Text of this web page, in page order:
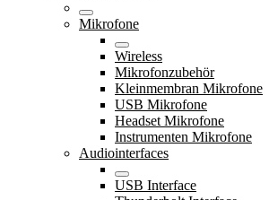
Mikrofone
Wireless
Mikrofonzubehör
Kleinmembran Mikrofone
USB Mikrofone
Headset Mikrofone
Instrumenten Mikrofone
Audiointerfaces
USB Interface